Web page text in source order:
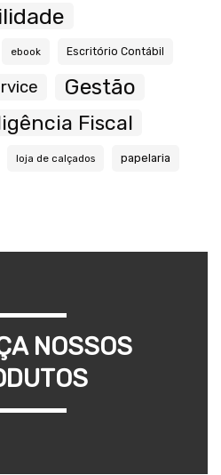
ebook Escritório Contábil
Gestão
Fiscal
loja de calçados papelaria
NOSSOS